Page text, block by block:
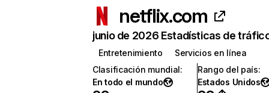
netflix.com
junio de 2026 Estadísticas de
Entretenimiento
Servicios en línea
Clasificación mundial:
En todo el mundo
Rango del país:
Estados Unidos